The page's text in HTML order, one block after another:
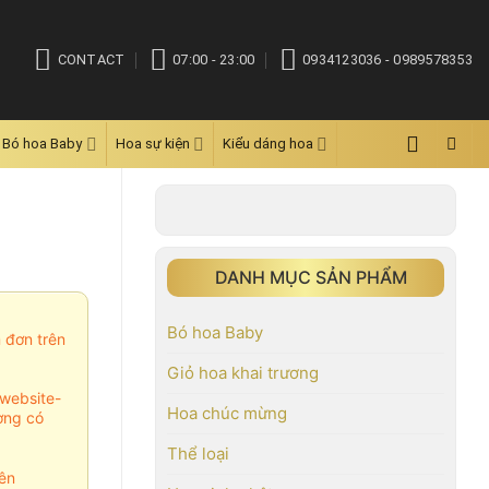
CONTACT 07:00 - 23:00 0934123036 - 0989578353
Bó hoa Baby Hoa sự kiện Kiểu dáng hoa
DANH MỤC SẢN PHẨM
Bó hoa Baby
Giỏ hoa khai trương
Hoa chúc mừng
Thể loại
đơn trên
có